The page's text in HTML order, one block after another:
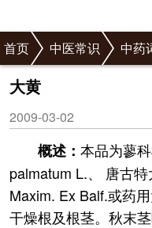
首页 中医常识 中药
大黄
2009-03-02
概述： 本品为蓼
palmatum L.、 唐古
Maxim. Ex Balf.或药
干燥根及根茎。秋末